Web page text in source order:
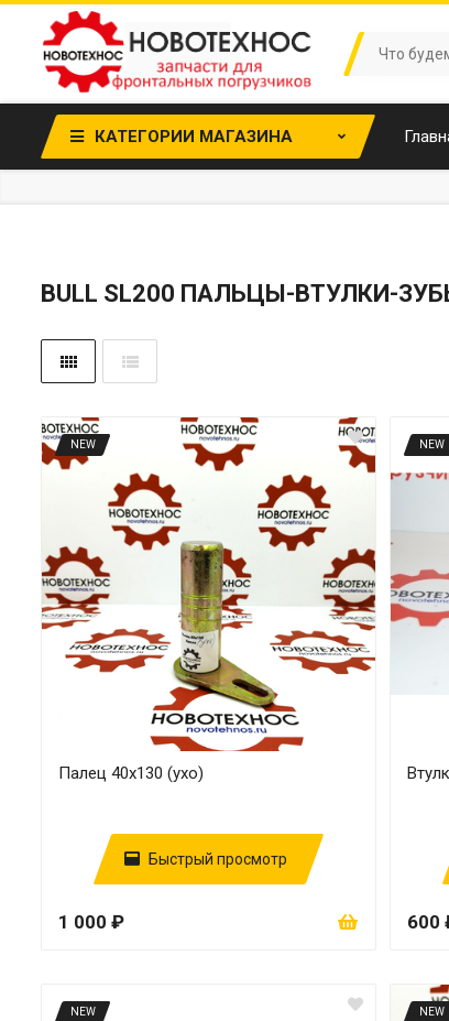
КАТЕГОРИИ МАГАЗИНА
BULL SL200 ПАЛЬЦЫ-ВТУЛКИ-
NEW
Палец 40х130 (ухо)
Быстрый просмотр
1 000 ₽
NEW
600
NEW NEW